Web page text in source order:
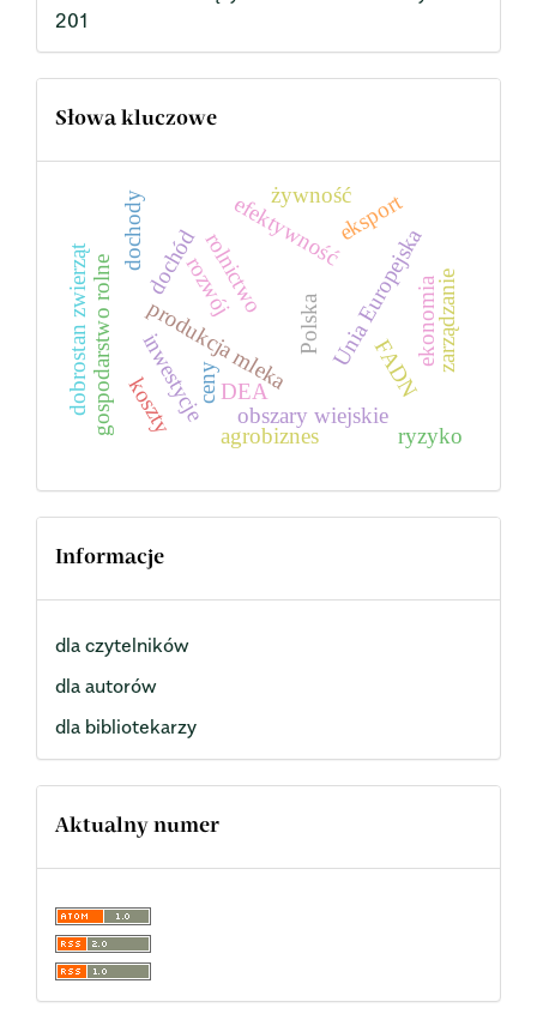
201
Słowa kluczowe
rolnictwoefektywność
produkcja mleka
obszary wiejskie
PolskaUnia Europejska
inwestycje
ekonomia
gospodarstwo rolne ceny FADN
koszty
dochód
eksport
dobrostan zwierząt
dochody
rozwój
agrobiznes
zarządzanie
ryzyko
żywność
DEA
Informacje
dla czytelników
dla autorów
dla bibliotekarzy
Aktualny numer